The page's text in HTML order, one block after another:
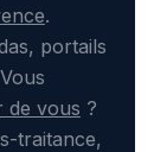
.
portails
de vous ?
traitance,